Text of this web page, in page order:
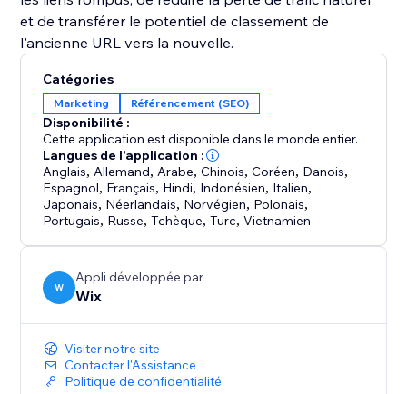
et de transférer le potentiel de classement de
l'ancienne URL vers la nouvelle.
Catégories
Marketing Référencement (SEO)
Disponibilité :
Cette application est disponible dans le monde entier.
Langues de l'application :
Anglais, Allemand, Arabe,Chinois,Coréen, Danois,
Espagnol, Français, Hindi, Indonésien, Italien,
Japonais, Néerlandais, Norvégien, Polonais,
Portugais, Russe,Tchèque,Turc,Vietnamien
W
Appli développée par
Wix
Visiter notre site
Contacter l'Assistance
Politique de confidentialité